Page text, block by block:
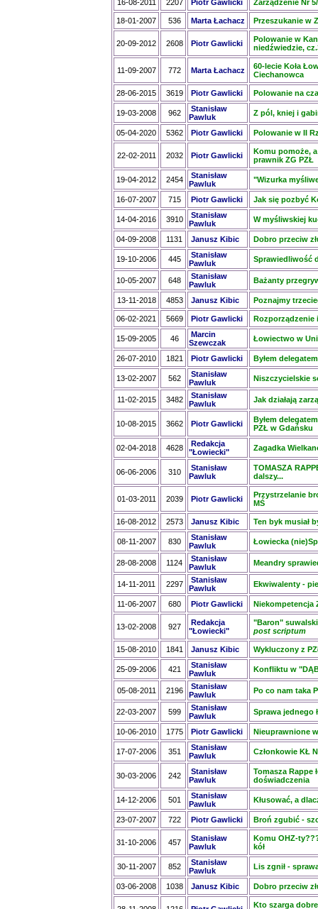
16-08-2011 2207 Piotr Gawlicki Zarządzenie Nr
18-01-2007 536 Marta Łachacz Przeszukanie w
20-09-2012 2608 Piotr Gawlicki
Polowanie w
niedźwiedzie,
11-09-2007 772 Marta Łachacz
60-lecie Koła
Ciechanowca
28-06-2015 3619 Piotr Gawlicki Polowanie na
19-03-2008 962
Stanisław
Pawluk
Z pól, kniej i
05-04-2020 5362 Piotr Gawlicki Polowanie w II
22-02-2011 2032 Piotr Gawlicki
Komu pomoże,
prawnik ZG PZŁ
19-04-2012 2454
Stanisław
Pawluk
"Wizurka
16-07-2007 715 Piotr Gawlicki Jak się pozbyć
14-04-2016 3910
Stanisław
Pawluk
W myśliwskiej
04-09-2008 1131 Janusz Kibic Dobro przeciw
19-10-2006 445
Stanisław
Pawluk
Sprawiedliwość
10-05-2007 648
Stanisław
Pawluk
Bażanty
13-11-2018 4853 Janusz Kibic Poznajmy
06-02-2021 5669 Piotr Gawlicki Rozporządzenie
15-09-2005 46
Marcin
Szewczak
Łowiectwo w
26-07-2010 1821 Piotr Gawlicki Byłem
13-02-2007 562
Stanisław
Pawluk
Niszczycielskie
11-02-2015 3482
Stanisław
Pawluk
Jak działają
10-08-2015 3662 Piotr Gawlicki
Byłem
PZŁ w Gdańsku
02-04-2018 4628
Redakcja
"Łowiecki"
Zagadka
06-06-2006 310
Stanisław
Pawluk
TOMASZA
dalszy...
01-03-2011 2039 Piotr Gawlicki
Przystrzelanie
MŚ
16-08-2012 2573 Janusz Kibic Ten byk musiał
08-11-2007 830
Stanisław
Pawluk
Łowiecka
28-08-2008 1124
Stanisław
Pawluk
Meandry
14-11-2011 2297
Stanisław
Pawluk
Ekwiwalenty -
11-06-2007 680 Piotr Gawlicki Niekompetencja
13-02-2008 927
Redakcja
"Łowiecki"
"Baron" suwalski
post scriptum
15-08-2010 1841 Janusz Kibic Wykluczony z
25-09-2006 421
Stanisław
Pawluk
Konfliktu w
05-08-2011 2196
Stanisław
Pawluk
Po co nam taka
22-03-2007 599
Stanisław
Pawluk
Sprawa jednego
10-06-2010 1775 Piotr Gawlicki Nieuprawnione
17-07-2006 351
Stanisław
Pawluk
Członkowie KŁ
30-03-2006 242
Stanisław
Pawluk
Tomasza Rappe
doświadczenia
14-12-2006 501
Stanisław
Pawluk
Kłusować, a
23-07-2007 722 Piotr Gawlicki Broń zgubić -
31-10-2006 457
Stanisław
Pawluk
Komu OHZ-
kół
30-11-2007 852
Stanisław
Pawluk
Lis zgnił -
03-06-2008 1038 Janusz Kibic Dobro przeciw
Kto szarga